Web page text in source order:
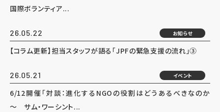
国際ボランティア...
26.05.22 お知らせ
【コラム更新】担当スタッフが語る「JPFの緊急支援の流れ」③
26.05.21 イベント
6/12開催「対談：進化するNGOの役割はどうあるべきなのか
～ サム・ワーシント...